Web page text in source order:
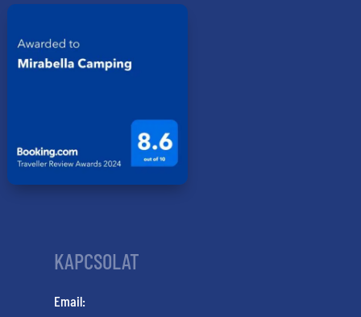
KAPCSOLAT
Email: